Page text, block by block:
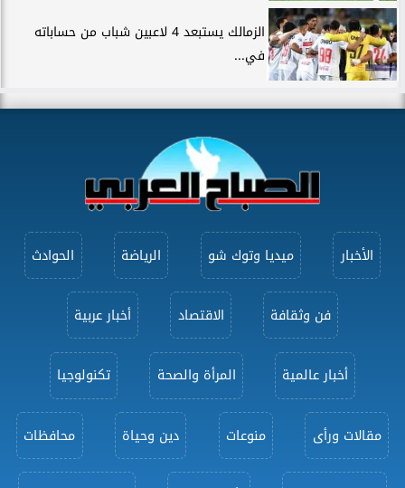
الزمالك يستبعد 4 لاعبين شباب من حساباته
في...
الأخبار ميديا وتوك شو الرياضة الحوادث
فن وثقافة الاقتصاد أخبار عربية
أخبار عالمية المرأة والصحة تكنولوجيا
مقالات ورأى منوعات دين وحياة محافظات